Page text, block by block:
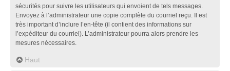
sécurités pour suivre les utilisateurs qui envoient de tels messages.
Envoyez à l’administrateur une copie complète du courriel reçu. Il est
très important d’inclure l’en-tête (il contient des informations sur
l’expéditeur du courriel). L’administrateur pourra alors prendre les
mesures nécessaires.
Haut